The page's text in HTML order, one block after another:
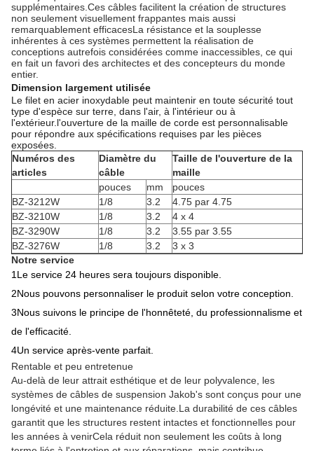
supplémentaires.Ces câbles facilitent la création de structures
non seulement visuellement frappantes mais aussi
remarquablement efficacesLa résistance et la souplesse
inhérentes à ces systèmes permettent la réalisation de
conceptions autrefois considérées comme inaccessibles, ce qui
en fait un favori des architectes et des concepteurs du monde
entier.
Dimension largement utilisée
Le filet en acier inoxydable peut maintenir en toute sécurité tout
type d'espèce sur terre, dans l'air, à l'intérieur ou à
l'extérieur.l'ouverture de la maille de corde est personnalisable
pour répondre aux spécifications requises par les pièces
exposées.
Numéros des
articles
Diamètre du
câble
Taille de l'ouverture de la
maille
pouces
mm
pouces
BZ-3212W
1/8 3.2
4.75 par 4.75
BZ-3210W
1/8 3.2
4 x 4
BZ-3290W
1/8 3.2
3.55 par 3.55
BZ-3276W
1/8 3.2
3 x 3
Notre service
1Le service 24 heures sera toujours disponible.
2Nous pouvons personnaliser le produit selon votre conception.
3Nous suivons le principe de l'honnêteté, du professionnalisme et
de l'efficacité.
4Un service après-vente parfait.
Rentable et peu entretenue
Au-delà de leur attrait esthétique et de leur polyvalence, les
systèmes de câbles de suspension Jakob's sont conçus pour une
longévité et une maintenance réduite.La durabilité de ces câbles
garantit que les structures restent intactes et fonctionnelles pour
les années à venirCela réduit non seulement les coûts à long